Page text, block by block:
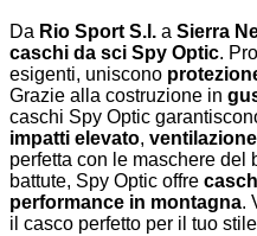
Da Rio Sport S.l. a Sierra
caschi da sci Spy Optic.
esigenti, uniscono
Grazie alla costruzione in
caschi Spy Optic
impatti elevato,
perfetta con le maschere del
battute, Spy Optic offre
performance in montagna.
il casco perfetto per il tuo